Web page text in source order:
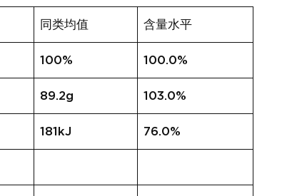
同类均值 含量水平
100% 100.0%
89.2g 103.0%
181kJ 76.0%